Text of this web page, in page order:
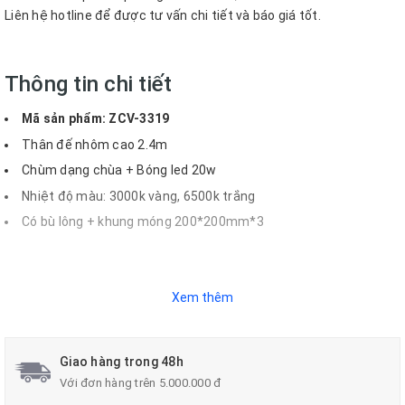
Liên hệ hotline để được tư vấn chi tiết và báo giá tốt.
Thông tin chi tiết
Mã sản phẩm: ZCV-3319
Thân đế nhôm cao 2.4m
Chùm dạng chùa + Bóng led 20w
Nhiệt độ màu: 3000k vàng, 6500k trắng
Có bù lông + khung móng 200*200mm*3
Ngoài các sản phẩm trên ZALAA -
Xem thêm
Giao hàng trong 48h
Với đơn hàng trên 5.000.000 đ